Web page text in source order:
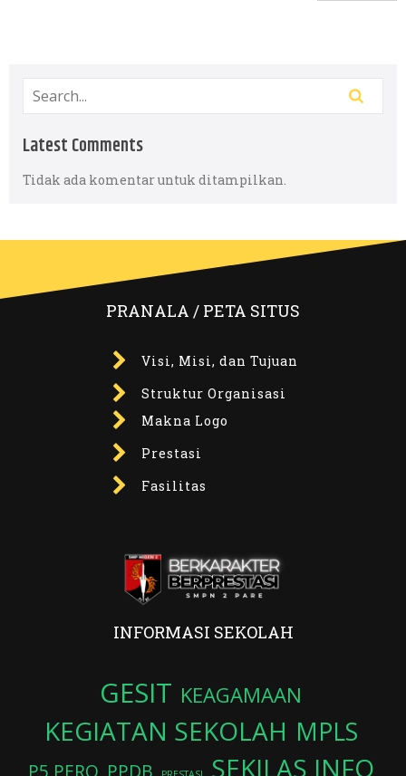
Latest Comments
Tidak ada komentar untuk ditampilkan.
PRANALA / PETA SITUS
Visi, Misi, dan Tujuan
Struktur Organisasi
Makna Logo
Prestasi
Fasilitas
INFORMASI SEKOLAH
GESIT KEAGAMAAN
KEGIATAN SEKOLAH MPLS
P5 PERO PPDB SEKILAS INFO